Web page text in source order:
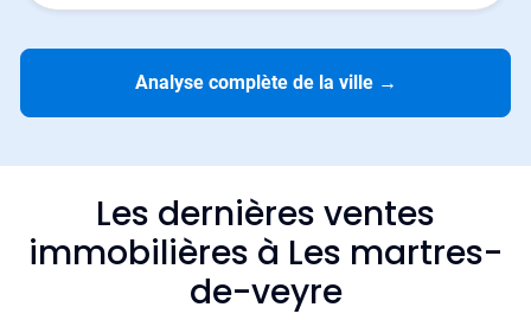
Analyse complète de la ville →
Les dernières ventes
immobilières à Les martres-
de-veyre